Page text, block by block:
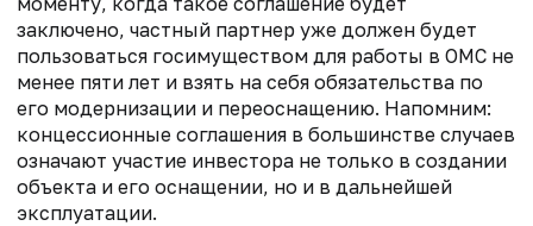
заключено, частный партнер уже должен будет
пользоваться госимуществом для работы в ОМС не
менее пяти лет и взять на себя обязательства по
его модернизации и переоснащению. Напомним:
концессионные соглашения в большинстве случаев
означают участие инвестора не только в создании
объекта и его оснащении, но и в дальнейшей
эксплуатации.